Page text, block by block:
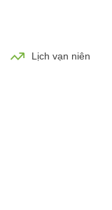
Lịch vạn niên